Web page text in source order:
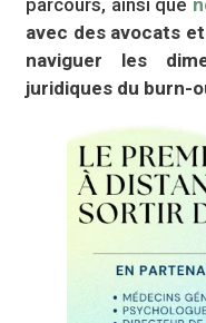
parcours, ainsi que
avec des avocats
naviguer les
juridiques du burn-